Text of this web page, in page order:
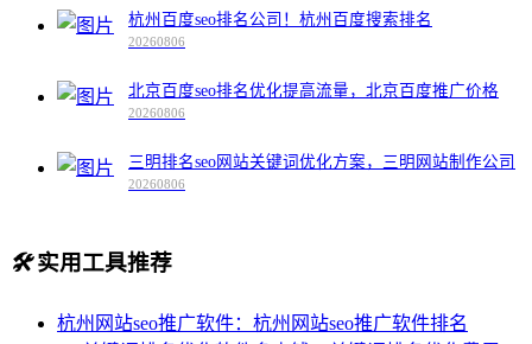
杭州百度seo排名公司！杭州百度搜索排名
20260806
北京百度seo排名优化提高流量，北京百度推广价格
20260806
三明排名seo网站关键词优化方案，三明网站制作公司
20260806
🛠️实用工具推荐
杭州网站seo推广软件：杭州网站seo推广软件排名